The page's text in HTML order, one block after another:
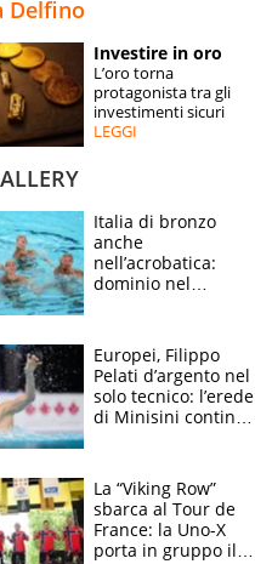
SPECIALI
ESPERTI
Delfino
Investire in oro
L’oro torna
protagonista tra gli
investimenti sicuri
LEGGI
Italia di bronzo
anche
nell’acrobatica:
dominio nel
e compagni
continuare
Europei, Filippo
Pelati d’argento nel
solo tecnico: l’erede
di Minisini continua
mirino
La “Viking Row”
sbarca al Tour de
France: la Uno-X
porta in gruppo il